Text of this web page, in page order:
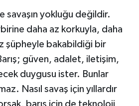
savaşın yokluğu değildir.
daha az korkuyla, daha
şüpheyle bakabildiği bir
güven, adalet, iletişim,
duygusu ister. Bunlar
Nasıl savaş için yıllardır